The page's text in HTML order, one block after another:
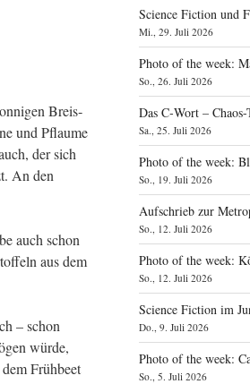
Breis­
und Pflau­me
der sich
An den
auch schon
aus dem
– schon
wür­de,
Früh­beet
Science Fiction und
Mi., 29. Juli 2026
Photo of the week:
So., 26. Juli 2026
Das C‑Wort –
Sa., 25. Juli 2026
Photo of the week:
So., 19. Juli 2026
Aufschrieb zur
So., 12. Juli 2026
Photo of the week:
So., 12. Juli 2026
Science Fiction im
Do., 9. Juli 2026
Photo of the week:
So., 5. Juli 2026